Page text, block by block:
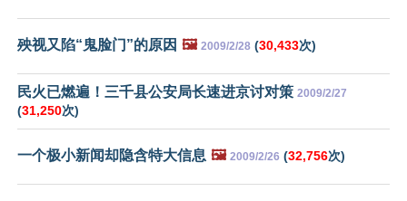
殃视又陷“鬼脸门”的原因 🖼️ 2009/2/28 (30,433次)
民火已燃遍！三千县公安局长速进京讨对策 2009/2/27
(31,250次)
一个极小新闻却隐含特大信息 🖼️ 2009/2/26 (32,756次)